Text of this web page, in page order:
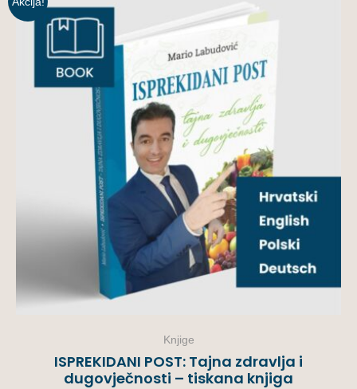
Knjige
ISPREKIDANI POST: Tajna zdravlja i
dugovječnosti – tiskana knjiga